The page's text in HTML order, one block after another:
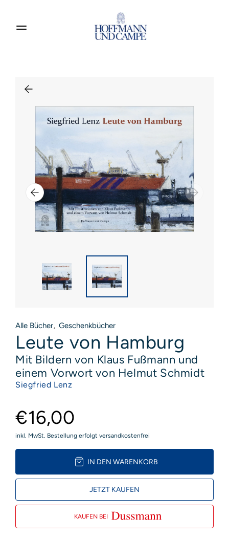
Produkte entdecken
Alle Bücher, Geschenkbücher
Leute von Hamburg
Mit Bildern von Klaus Fußmann und
einem Vorwort von Helmut Schmidt
Siegfried Lenz
€16,00
inkl. MwSt. Bestellung erfolgt versandkostenfrei
IN DEN WARENKORB
JETZT KAUFEN
KAUFEN BEI